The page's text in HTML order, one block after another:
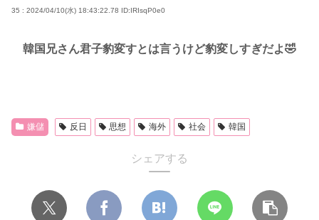
35 : 2024/04/10(水) 18:43:22.78 ID:IRIsqP0e0
韓国兄さん君子豹変すとは言うけど豹変しすぎだよ🤣
嫌儲 反日 思想 海外 社会 韓国
シェアする